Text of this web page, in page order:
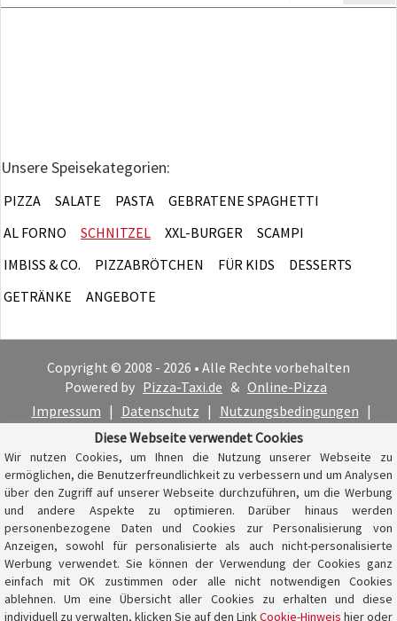
Unsere Speisekategorien:
PIZZA SALATE PASTA
GEBRATENE SPAGHETTI
AL FORNO
SCHNITZEL XXL-BURGER
SCAMPI
IMBISS & CO.
PIZZABRÖTCHEN FÜR KIDS
DESSERTS
GETRÄNKE
ANGEBOTE
Copyright © 2008 - 2026 • Alle Rechte vorbehalten
Powered by Pizza-Taxi.de & Online-Pizza
Impressum | Datenschutz | Nutzungsbedingungen |
Cookie-Hinweis
Diese Webseite verwendet Cookies
Wir nutzen Cookies, um Ihnen die Nutzung unserer Webseite zu
ermöglichen, die Benutzerfreundlichkeit zu verbessern und um Analysen
über den Zugriff auf unserer Webseite durchzuführen, um die Werbung
und andere Aspekte zu optimieren. Darüber hinaus werden
personenbezogene Daten und Cookies zur Personalisierung von
Anzeigen, sowohl für personalisierte als auch nicht-personalisierte
Werbung verwendet. Sie können der Verwendung der Cookies ganz
einfach mit OK zustimmen oder alle nicht notwendigen Cookies
ablehnen. Um eine Übersicht aller Cookies zu erhalten und diese
individuell zu verwalten, klicken Sie auf den LinkCookie-Hinweis hier oder